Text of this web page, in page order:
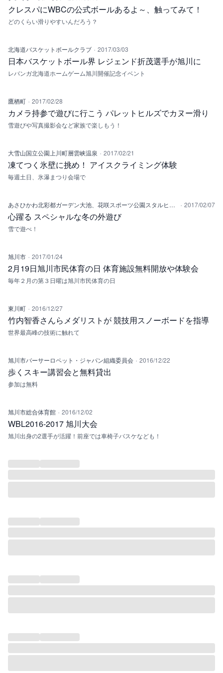
クレスパにWBCの公式ボールあるよ～、触ってみて！
どのくらい滑りやすいんだろう？
北海道バスケットボールクラブ · 2017/03/03
日本バスケットボール界 レジェンド折茂選手が旭川に
レバンガ北海道ホームゲーム旭川開催記念イベント
鷹栖町 · 2017/02/28
カメラ持参で遊びに行こう パレットヒルズでカヌー滑り
雪遊びや写真撮影会など家族で楽しもう！
大雪山国立公園上川町層雲峡温泉 · 2017/02/21
凍てつく氷壁に挑め！ アイスクライミング体験
毎週土日、氷瀑まつり会場で
あさひかわ北彩都ガーデン大池、花咲スポーツ公園スタルヒン球場、北海道立旭川美術館横、スキーロッジ旭山雪の村 · 2017/02/07
心躍る スペシャルな冬の外遊び
雪で遊べ！
旭川市 · 2017/01/24
2月19日旭川市民体育の日 体育施設無料開放や体験会
毎年２月の第３日曜は旭川市民体育の日
東川町 · 2016/12/27
竹内智香さんらメダリストが 競技用スノーボードを指導
世界最高峰の技術に触れて
旭川市バーサーロペット・ジャパン組織委員会 · 2016/12/22
歩くスキー講習会と無料貸出
参加は無料
旭川市総合体育館 · 2016/12/02
WBL2016-2017 旭川大会
旭川出身の2選手が活躍！前座では車椅子バスケなども！